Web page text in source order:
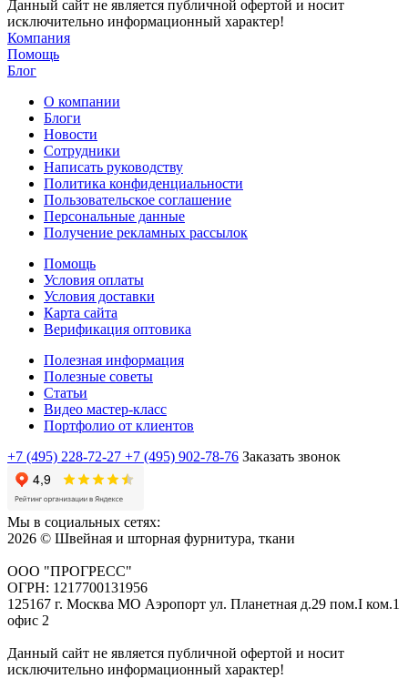
Данный сайт не является публичной офертой и носит
исключительно информационный характер!
Компания
Помощь
Блог
О компании
Блоги
Новости
Сотрудники
Написать руководству
Политика конфиденциальности
Пользовательское соглашение
Персональные данные
Получение рекламных рассылок
Помощь
Условия оплаты
Условия доставки
Карта сайта
Верификация оптовика
Полезная информация
Полезные советы
Статьи
Видео мастер-класс
Портфолио от клиентов
+7 (495) 228-72-27 +7 (495) 902-78-76 Заказать звонок
Мы в социальных сетях:
2026 © Швейная и шторная фурнитура, ткани
ООО "ПРОГРЕСС"
ОГРН: 1217700131956
125167 г. Москва МО Аэропорт ул. Планетная д.29 пом.I ком.1
офис 2
Данный сайт не является публичной офертой и носит
исключительно информационный характер!